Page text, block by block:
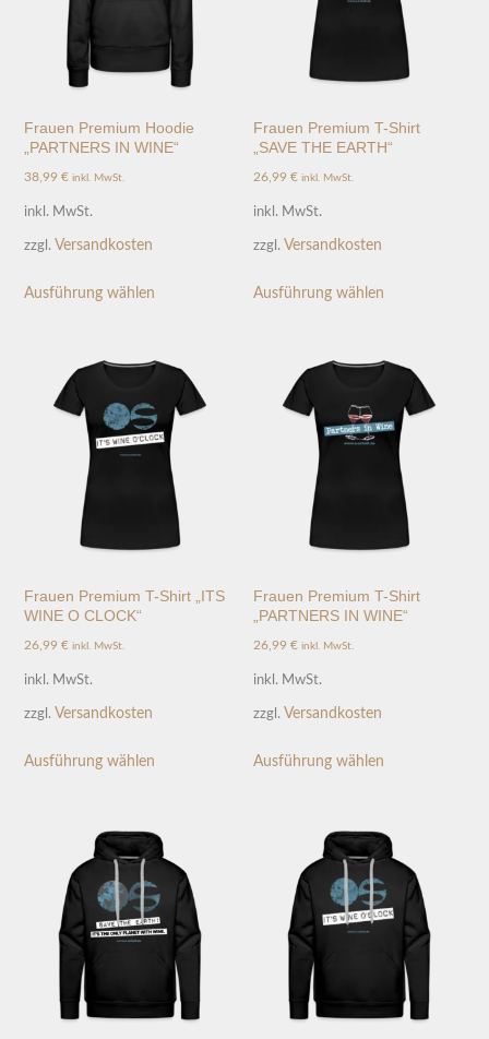
Frauen Premium Hoodie
„PARTNERS IN WINE“
38,99 € inkl. MwSt.
inkl. MwSt.
zzgl. Versandkosten
Ausführung wählen
Frauen Premium T-Shirt
„SAVE THE EARTH“
26,99€ inkl. MwSt.
inkl. MwSt.
zzgl. Versandkosten
Ausführung wählen
Frauen Premium T-Shirt „ITS
WINE O CLOCK“
26,99 € inkl. MwSt.
inkl. MwSt.
zzgl. Versandkosten
Ausführung wählen
Frauen Premium T-Shirt
„PARTNERS IN WINE“
26,99€ inkl. MwSt.
inkl. MwSt.
zzgl. Versandkosten
Ausführung wählen